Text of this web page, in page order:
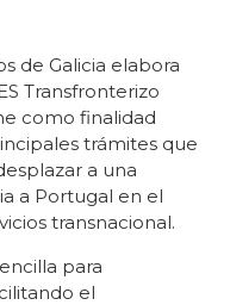
de Galicia elabora
Transfronterizo
como finalidad
trámites que
a una
a Portugal en el
transnacional.
para
el